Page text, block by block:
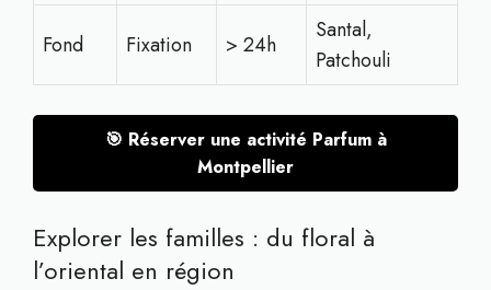
Fond Fixation > 24h
Santal,
Patchouli
🎯 Réserver une activité Parfum à
Montpellier
Explorer les familles : du floral à
l’oriental en région